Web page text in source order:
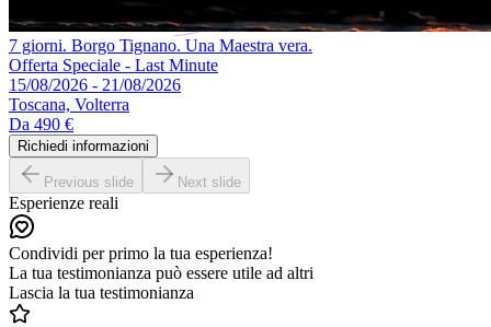
7 giorni. Borgo Tignano. Una Maestra vera.
Offerta Speciale - Last Minute
15/08/2026 - 21/08/2026
Toscana, Volterra
Da 490 €
Richiedi informazioni
Previous slide Next slide
Esperienze reali
Condividi per primo la tua esperienza!
La tua testimonianza può essere utile ad altri
Lascia la tua testimonianza